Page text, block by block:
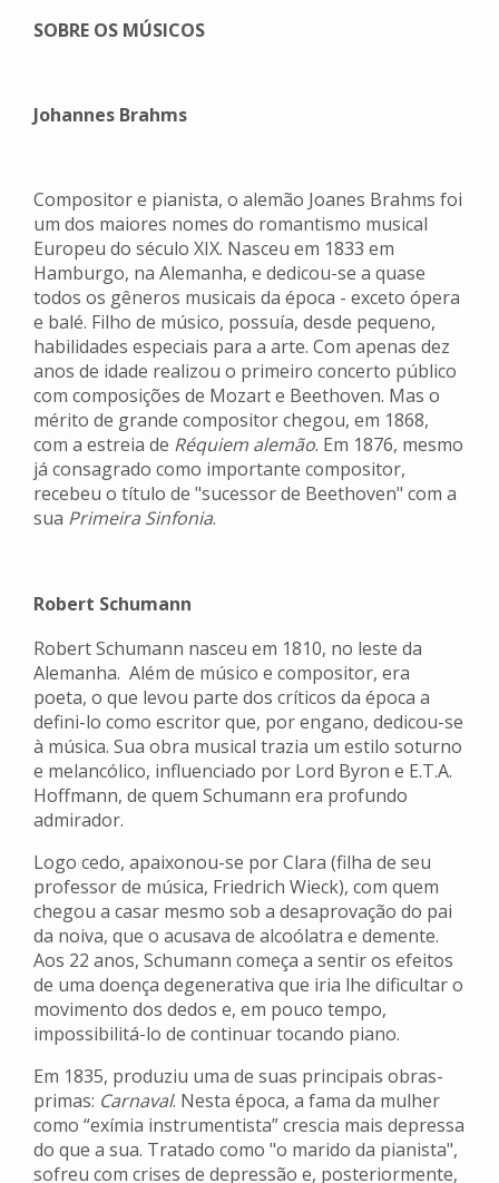
SOBRE OS MÚSICOS
Johannes Brahms
Compositor e pianista, o alemão Joanes Brahms foi
um dos maiores nomes do romantismo musical
Europeu do século XIX. Nasceu em 1833 em
Hamburgo, na Alemanha, e dedicou-se a quase
todos os gêneros musicais da época - exceto ópera
e balé. Filho de músico, possuía, desde pequeno,
habilidades especiais para a arte. Com apenas dez
anos de idade realizou o primeiro concerto público
com composições de Mozart e Beethoven. Mas o
mérito de grande compositor chegou, em 1868,
com a estreia de Réquiem alemão. Em 1876, mesmo
já consagrado como importante compositor,
recebeu o título de "sucessor de Beethoven" com a
sua Primeira Sinfonia.
Robert Schumann
Robert Schumann nasceu em 1810, no leste da
Alemanha. Além de músico e compositor, era
poeta, o que levou parte dos críticos da época a
defini-lo como escritor que, por engano, dedicou-se
à música. Sua obra musical trazia um estilo soturno
e melancólico, influenciado por Lord Byron e E.T.A.
Hoffmann, de quem Schumann era profundo
admirador.
Logo cedo, apaixonou-se por Clara (filha de seu
professor de música, Friedrich Wieck), com quem
chegou a casar mesmo sob a desaprovação do pai
da noiva, que o acusava de alcoólatra e demente.
Aos 22 anos, Schumann começa a sentir os efeitos
de uma doença degenerativa que iria lhe dificultar o
movimento dos dedos e, em pouco tempo,
impossibilitá-lo de continuar tocando piano.
Em 1835, produziu uma de suas principais obras-
primas: Carnaval. Nesta época, a fama da mulher
como “exímia instrumentista” crescia mais depressa
do que a sua. Tratado como "o marido da pianista",
sofreu com crises de depressão e, posteriormente,